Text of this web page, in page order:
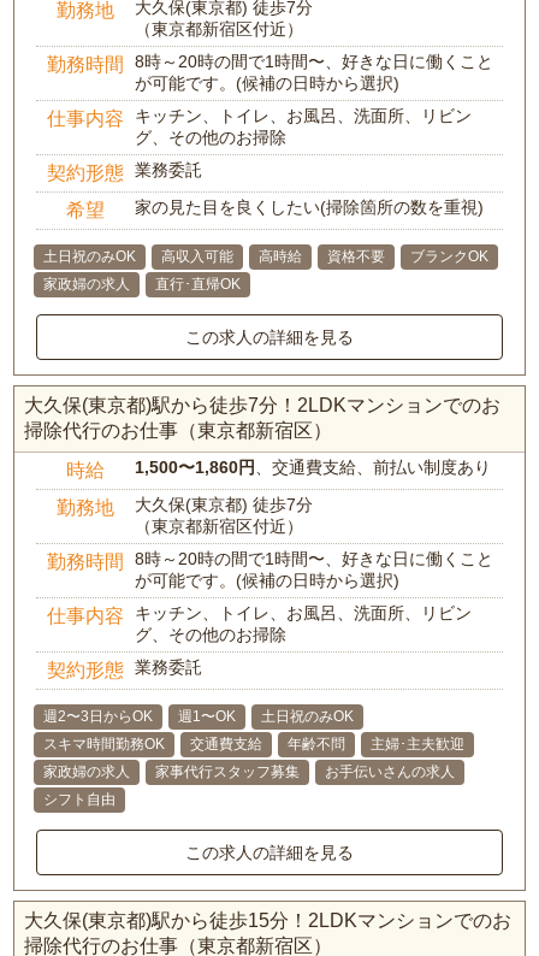
勤務地
大久保(東京都) 徒歩7分
（東京都新宿区付近）
勤務時間
8時～20時の間で1時間〜、好きな日に働くこと
が可能です。(候補の日時から選択)
仕事内容
キッチン、トイレ、お風呂、洗面所、リビン
グ、その他のお掃除
契約形態 業務委託
希望 家の見た目を良くしたい(掃除箇所の数を重視)
土日祝のみOK 高収入可能 高時給 資格不要
ブランクOK
家政婦の求人
直行･直帰OK
この求人の詳細を見る
大久保(東京都)駅から徒歩7分！2LDKマンションでのお
掃除代行のお仕事（東京都新宿区）
時給 1,500〜1,860円、交通費支給、前払い制度あり
勤務地
大久保(東京都) 徒歩7分
（東京都新宿区付近）
勤務時間
8時～20時の間で1時間〜、好きな日に働くこと
が可能です。(候補の日時から選択)
仕事内容
キッチン、トイレ、お風呂、洗面所、リビン
グ、その他のお掃除
契約形態 業務委託
週2〜3日からOK 週1〜OK
土日祝のみOK
スキマ時間勤務OK
交通費支給 年齢不問
主婦･主夫歓迎
家政婦の求人
家事代行スタッフ募集
お手伝いさんの求人
シフト自由
この求人の詳細を見る
大久保(東京都)駅から徒歩15分！2LDKマンションでのお
掃除代行のお仕事（東京都新宿区）